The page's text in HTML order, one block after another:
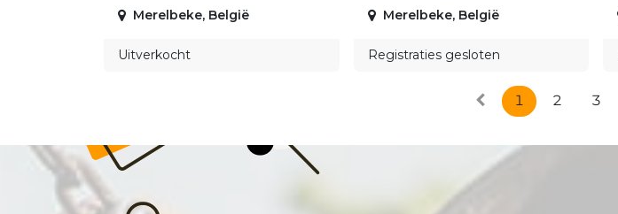
Merelbeke, België
Uitverkocht
Merelbeke, België
Registraties gesloten
1 2 3